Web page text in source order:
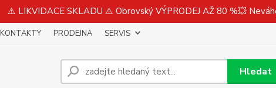
⚠️ LIKVIDACE SKLADU ⚠️ Obrovský VÝPRODEJ AŽ 80 %💥
KONTAKTY PRODEJNA SERVIS
Hledat